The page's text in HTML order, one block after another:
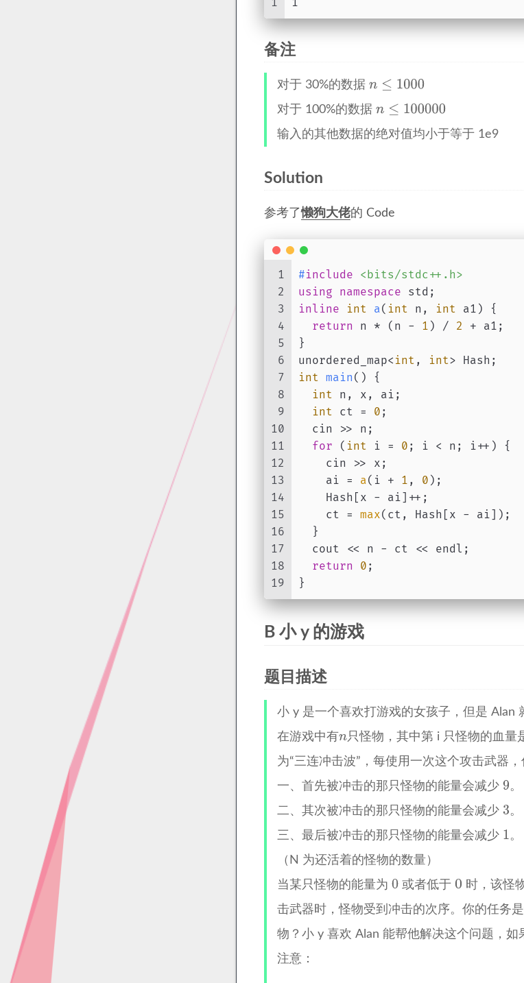
1 1
备注
对于 30%的数据
对于 100%的数据
输入的其他数据的绝对值均小于等于 1e9
Solution
参考了懒狗大佬的 Code
1
2
3
4
5
6
7
8
9
10
11
12
13
14
15
16
17
18
19
#include <bits/stdc++.h>
using namespace std;
inline
int a( int n, int a1)
{
return n * (n - 1 ) / 2 +
}
unordered_map< int , int> Hash;
int main ()
{
int n, x, ai;
int ct = 0 ;
  cin >> n;
for ( int i = 0 ; i < n; i++) {
    cin >> x;
    ai =
a(i + 1 , 0 );
Hash[x -
    ct =
max(ct, Hash[x -
  }
  cout << n - ct << endl;
return
0 ;
}
B 小 y 的游戏
题目描述
小 y 是一个喜欢打游戏的女孩子，但是 Alan
在游戏中有
只怪物，其中第 i 只怪物的血量
为“三连冲击波”，每使用一次这个攻击武器
一、首先被冲击的那只怪物的能量会减少
。
二、其次被冲击的那只怪物的能量会减少
三、最后被冲击的那只怪物的能量会减少
（N 为还活着的怪物的数量）
当某只怪物的能量为
或者低于
时，该怪
击武器时，怪物受到冲击的次序。你的任务
物？小 y 喜欢 Alan 能帮他解决这个问题，如
注意：